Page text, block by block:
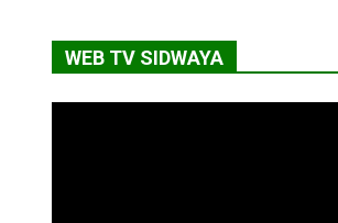
WEB TV SIDWAYA